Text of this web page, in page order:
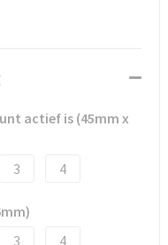
actief is (45mm x
3 4
3 4